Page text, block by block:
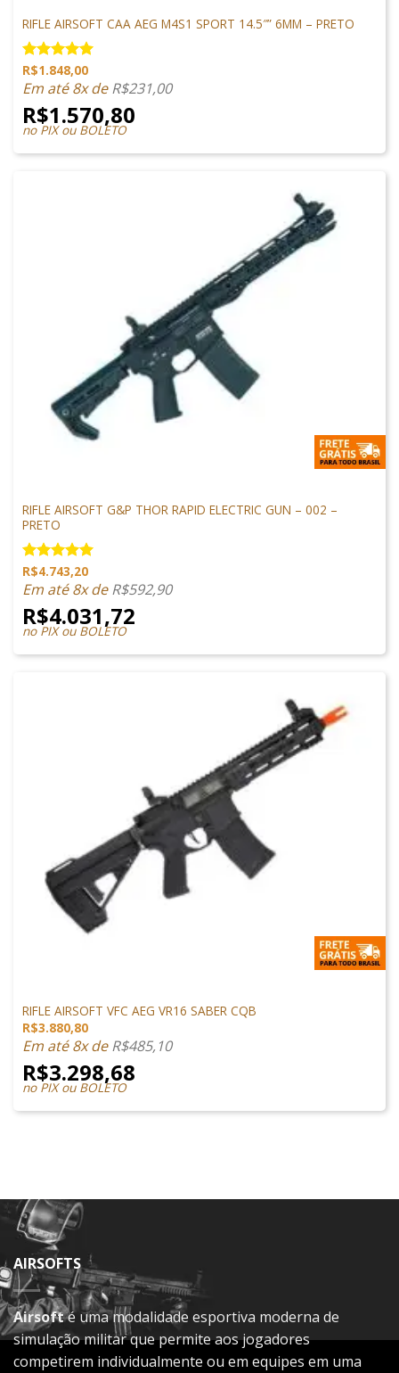
RIFLE AIRSOFT CAA AEG M4S1 SPORT 14.5″” 6MM – PRETO
Avaliação
5.00 de 5
R$1.848,00
Em até 8x deR$231,00
R$1.570,80
no PIX ou BOLETO
RIFLE AIRSOFT G&P THOR RAPID ELECTRIC GUN – 002 –
PRETO
Avaliação
5.00 de 5
R$4.743,20
Em até 8x deR$592,90
R$4.031,72
no PIX ou BOLETO
RIFLE AIRSOFT VFC AEG VR16 SABER CQB
R$3.880,80
Em até 8x deR$485,10
R$3.298,68
no PIX ou BOLETO
AIRSOFTS
Airsofté uma modalidade esportiva moderna de
simulação militar que permite aos jogadores
competirem individualmente ou em equipes em uma